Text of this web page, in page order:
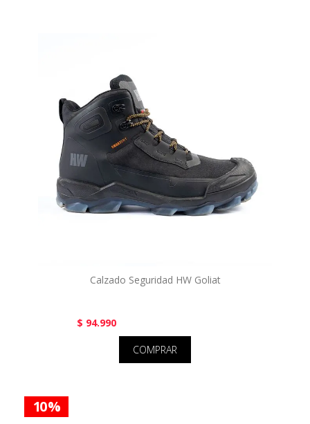
Calzado Seguridad HW Goliat
$ 94.990
COMPRAR
10 %